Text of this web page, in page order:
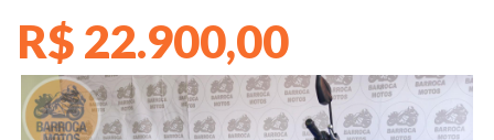
R$ 22.900,00